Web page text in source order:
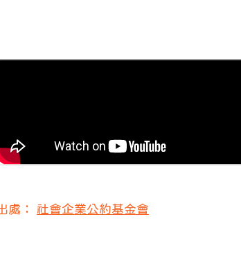
處： 社會企業公約基金會